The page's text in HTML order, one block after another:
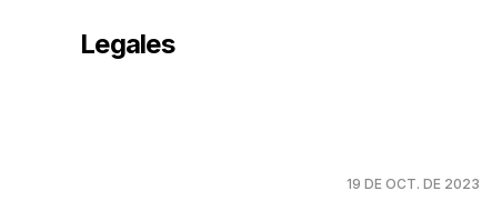
Legales
19 DE OCT. DE 2023